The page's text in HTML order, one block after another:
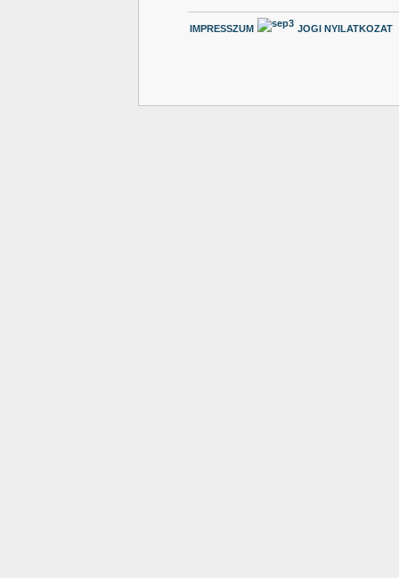
IMPRESSZUM JOGI NYILATKOZAT